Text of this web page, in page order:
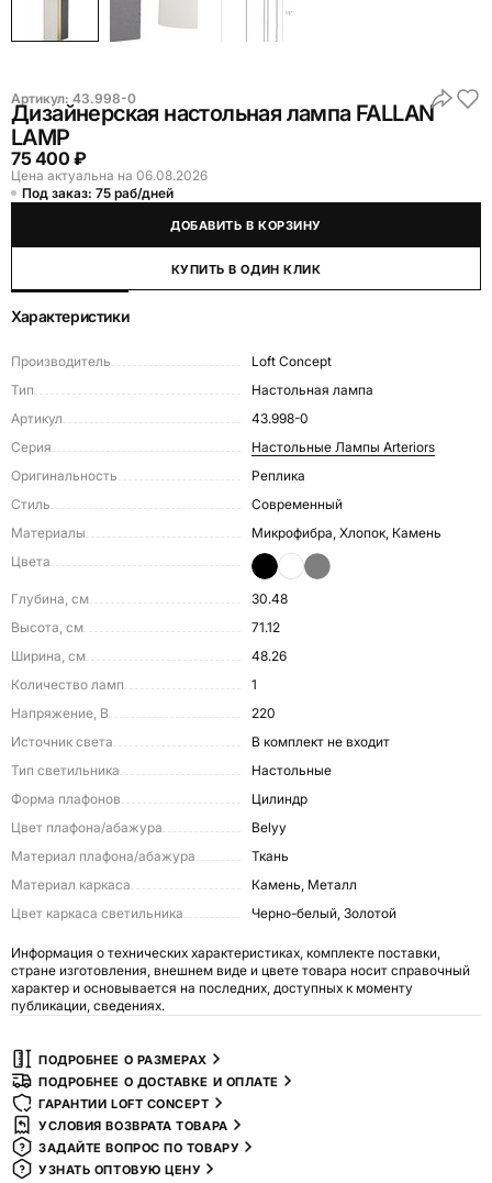
Артикул: 43.998-0
Дизайнерская настольная лампа FALLAN
LAMP
75 400 ₽
Цена актуальна на 06.08.2026
Под заказ: 75 раб/дней
ДОБАВИТЬ В КОРЗИНУ
КУПИТЬ В ОДИН КЛИК
Характеристики
Производитель
Loft Concept
Тип
Настольная лампа
Артикул
43.998-0
Серия
Настольные Лампы Arteriors
Оригинальность
Реплика
Стиль
Современный
Материалы
Микрофибра, Хлопок, Камень
Цвета
Глубина, см
30.48
Высота, см
71.12
Ширина, см
48.26
Количество ламп
1
Напряжение, В
220
Источник света
в комплект не входит
Тип светильника
Настольные
Форма плафонов
Цилиндр
Цвет плафона/абажура
Belyy
Материал плафона/абажура
Ткань
Материал каркаса
Камень, Металл
Цвет каркаса светильника
Черно-белый, Золотой
Информация о технических характеристиках, комплекте поставки,
стране изготовления, внешнем виде и цвете товара носит справочный
характер и основывается на последних, доступных к моменту
публикации, сведениях.
ПОДРОБНЕЕ О РАЗМЕРАХ
ПОДРОБНЕЕ О ДОСТАВКЕ И ОПЛАТЕ
ГАРАНТИИ LOFT CONCEPT
УСЛОВИЯ ВОЗВРАТА ТОВАРА
ЗАДАЙТЕ ВОПРОС ПО ТОВАРУ
УЗНАТЬ ОПТОВУЮ ЦЕНУ